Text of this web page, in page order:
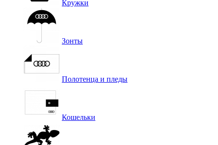
Кружки
Зонты
Полотенца и пледы
Кошельки